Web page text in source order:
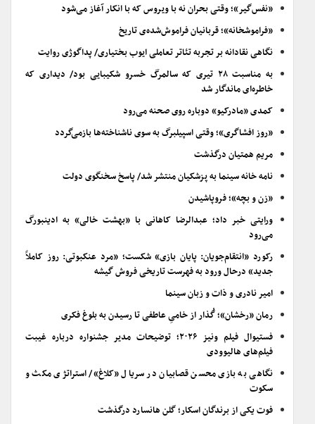
«نفس‌گیر»؛ وقتی بحران نه با ویروس که با انکار آغاز می‌شود
«فراموشخانه»؛ قربانیان فراموش‌شده‌ی تاریخ
نگاهی نقادانه بر تجربه تئاتر تعاملی ایوب بختیاری/ پداگوژی روایت
به مناسبت ۲۸ تیری که سالمرگ خسرو شکیبایی بود/ دیداری که
خاطره‌ای ماندگار شد
کمدی «مادرکیو» دوباره روی صحنه می‌رود
«روز افشاگری»؛ وقتی اسپیلبرگ به سوی ناشناخته‌ها بازمی‌گردد
مریم همتیان درگذشت
نامه خانه سینما به پزشکیان منتشر شد/ پاسخ سخنگوی دولت
«زن و بچه»؛ فروپاشیدن
ورایتی خبر داد؛ عبدالرضا کاهانی با «بهشت خالی» به ادینبورگ
می‌رود
رکورد «انتقام‌جویان: پایان بازی» شکست؛ «مرد عنکبوتی: روز کاملاً
جدید» درحال ورود به فهرست تاریخی فروش گیشه
امیر نادری و ذات و زبان سینما
رمان «رخشان»؛ گُذار از خامیِ عاطفی تا رسیدن به بلوغ فکری
فستیوال فیلم ونیز ۲۰۲۶؛ توضیحات مدیر جشنواره درباره غیبت
فیلم‌های هالیوودی
نگاهی به بازی محسن قصابیان در سریال «کلاغ»/ استراتژی مکث و
سکوت
فوت یکی از برندگان اسکار؛ گلن هانسارد درگذشت